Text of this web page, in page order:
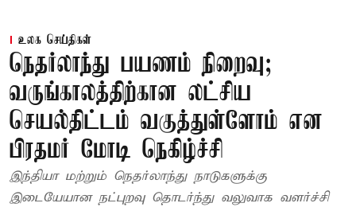
உலக செய்திகள்
நெதர்லாந்து பயணம் நிறைவு;
வருங்காலத்திற்கான லட்சிய
செயல்திட்டம் வகுத்துள்ளோம் என
பிரதமர் மோடி நெகிழ்ச்சி
இந்தியா மற்றும் நெதர்லாந்து நாடுகளுக்கு
இடையேயான நட்புறவு தொடர்ந்து வலுவாக வளர்ச்சி